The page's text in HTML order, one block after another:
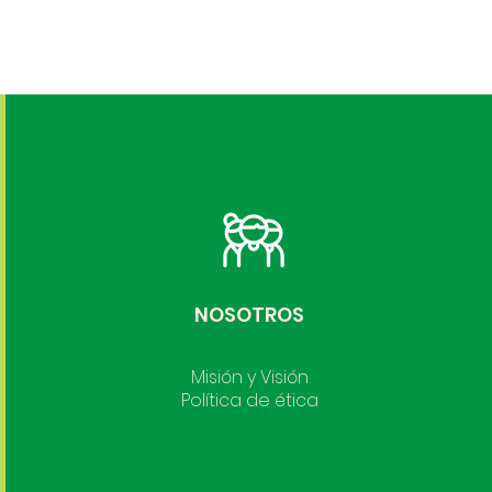
CONOCE MÁS
NOSOTROS
Misión y Visión
Política de ética